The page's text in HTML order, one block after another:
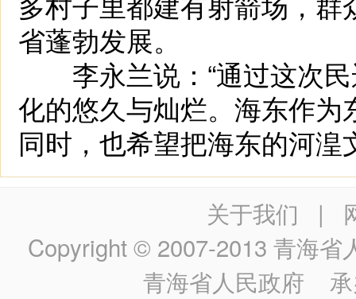
省蓬勃发展。
李永兰说：“通过这次民
化的悠久与灿烂。海东作
同时，也希望把海东的河湟
关于我们 |
Copyright © 2007-2013 青海省
青海省人民政府 承